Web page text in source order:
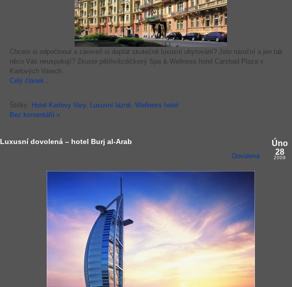
Chcete si odpočinout a zároveň si dopřát skutečně luxusní ubytování? Jste nároční a jen tak
něco Vás neuspokojí? Zkuste pětihvězdičkový Spa & Wellness hotel Carsbad Plaza v
Karlových Varech.
Celý článek…
Štítky: Hotel Karlovy Vary, Luxusní lázně, Wellness hotel
Bez komentářů »
Luxusní dovolená – hotel Burj al-Arab
Dovolená
Úno
28
2009